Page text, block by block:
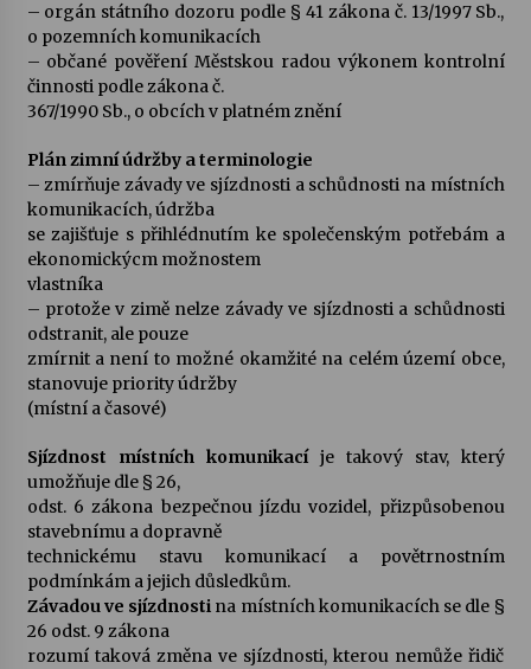
– orgán státního dozoru podle § 41 zákona č. 13/1997 Sb.,
o pozemních komunikacích
– občané pověření Městskou radou výkonem kontrolní
činnosti podle zákona č.
367/1990 Sb., o obcích v platném znění
Plán zimní údržby a terminologie
– zmírňuje závady ve sjízdnosti a schůdnosti na místních
komunikacích, údržba
se zajišťuje s přihlédnutím ke společenským potřebám a
ekonomickýcm možnostem
vlastníka
– protože v zimě nelze závady ve sjízdnosti a schůdnosti
odstranit, ale pouze
zmírnit a není to možné okamžité na celém území obce,
stanovuje priority údržby
(místní a časové)
Sjízdnost místních komunikacíje takový stav, který
umožňuje dle § 26,
odst. 6 zákona bezpečnou jízdu vozidel, přizpůsobenou
stavebnímu a dopravně
technickému stavu komunikací a povětrnostním
podmínkám a jejich důsledkům.
Závadou ve sjízdnosti na místních komunikacích se dle §
26 odst. 9 zákona
rozumí taková změna ve sjízdnosti, kterou nemůže řidič